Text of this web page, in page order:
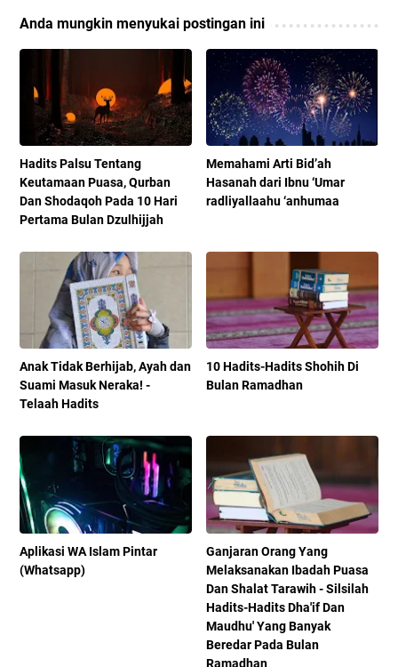
Anda mungkin menyukai postingan ini
Hadits Palsu Tentang
Keutamaan Puasa, Qurban
Dan Shodaqoh Pada 10 Hari
Pertama Bulan Dzulhijjah
Memahami Arti Bid’ah
Hasanah dari Ibnu ‘Umar
radliyallaahu ‘anhumaa
Anak Tidak Berhijab, Ayah dan
Suami Masuk Neraka! -
Telaah Hadits
10 Hadits-Hadits Shohih Di
Bulan Ramadhan
Aplikasi WA Islam Pintar
(Whatsapp)
Ganjaran Orang Yang
Melaksanakan Ibadah Puasa
Dan Shalat Tarawih - Silsilah
Hadits-Hadits Dha'if Dan
Maudhu' Yang Banyak
Beredar Pada Bulan
Ramadhan